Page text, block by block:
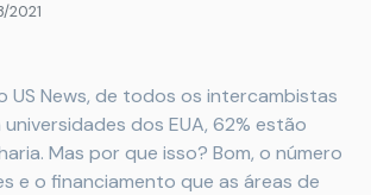
2021
US News, de todos os intercambistas
dos EUA, 62% estão
Mas por que isso? Bom, o número
e o financiamento que as áreas de